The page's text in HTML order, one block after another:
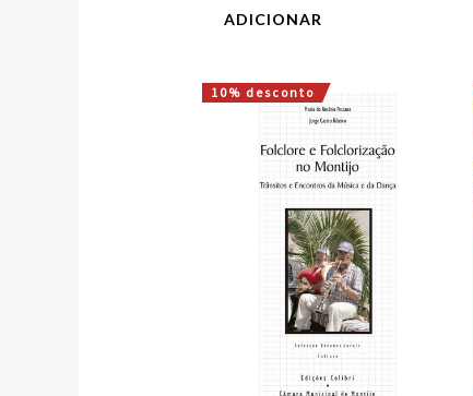
ADICIONAR
10% desconto
O
original
10,00 €.
O
preço
atual
é:
9,00 €.